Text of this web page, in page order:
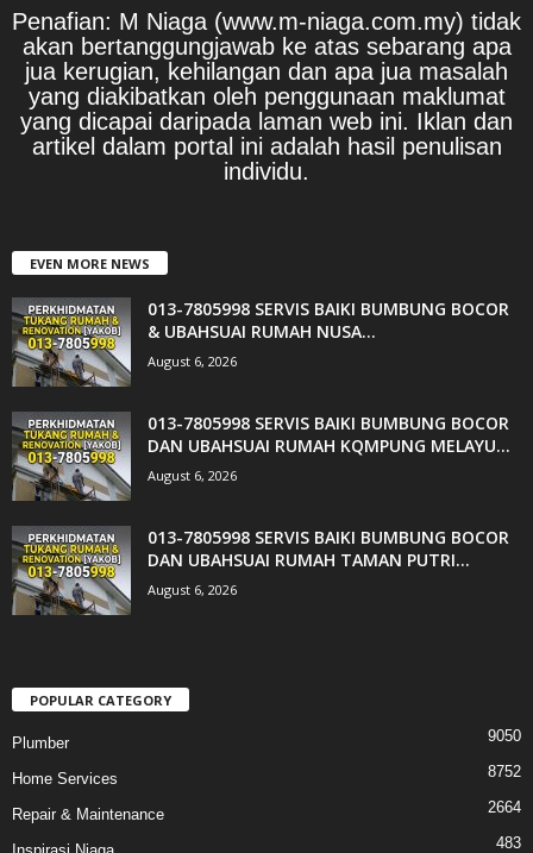
Penafian: M Niaga (www.m-niaga.com.my) tidak
akan bertanggungjawab ke atas sebarang apa
jua kerugian, kehilangan dan apa jua masalah
yang diakibatkan oleh penggunaan maklumat
yang dicapai daripada laman web ini. Iklan dan
artikel dalam portal ini adalah hasil penulisan
individu.
EVEN MORE NEWS
013-7805998 SERVIS BAIKI BUMBUNG BOCOR
& UBAHSUAI RUMAH NUSA...
August 6, 2026
013-7805998 SERVIS BAIKI BUMBUNG BOCOR
DAN UBAHSUAI RUMAH KQMPUNG MELAYU...
August 6, 2026
013-7805998 SERVIS BAIKI BUMBUNG BOCOR
DAN UBAHSUAI RUMAH TAMAN PUTRI...
August 6, 2026
POPULAR CATEGORY
Plumber 9050
Home Services 8752
Repair & Maintenance 2664
483